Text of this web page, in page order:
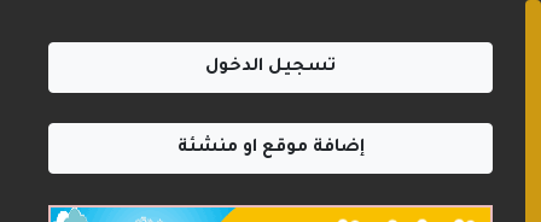
تسجيل الدخول
إضافة موقع او منشئة